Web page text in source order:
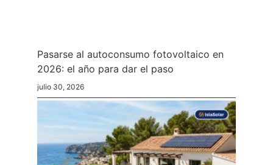
Pasarse al autoconsumo fotovoltaico en
2026: el año para dar el paso
julio 30, 2026